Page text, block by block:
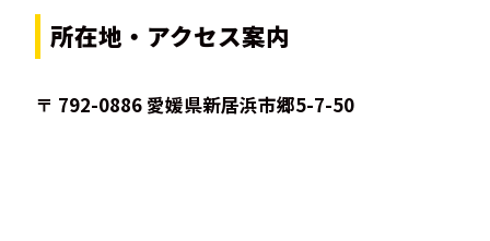
所在地・アクセス案内
〒 792-0886 愛媛県新居浜市郷5-7-50